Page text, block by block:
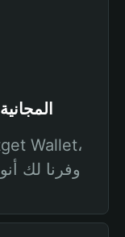
اربح توزيعات PUMPILL المجانية
وفرنا لك